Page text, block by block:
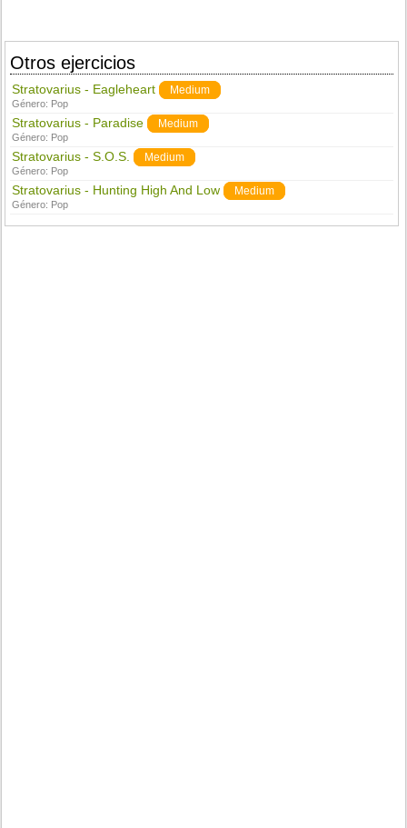
Otros ejercicios
Stratovarius - Eagleheart Medium
Género: Pop
Stratovarius - Paradise Medium
Género: Pop
Stratovarius - S.O.S. Medium
Género: Pop
Stratovarius - Hunting High And Low Medium
Género: Pop